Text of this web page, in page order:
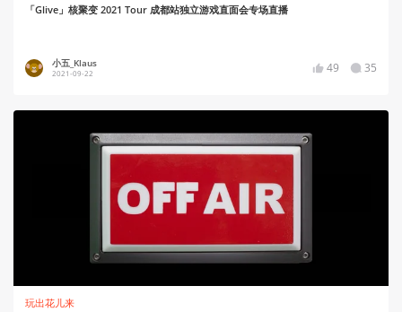
「Glive」核聚变 2021 Tour 成都站独立游戏直面会专场直播
小五_Klaus
2021-09-22 49 35
玩出花儿来